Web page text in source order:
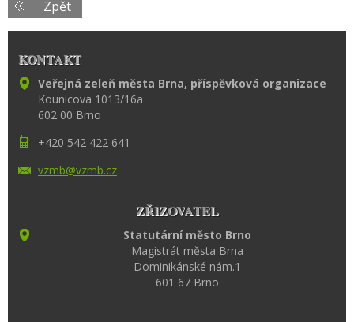
Zpět
KONTAKT
Veřejná zeleň města Brna, příspěvková organizace
Kounicova 1013/16a
602 00 Brno
+420 542 422 641
vzmb@vzmb.cz
ZŘIZOVATEL
Statutární město Brno
Magistrát města Brna
Dominikánské nám.1
601 67 Brno